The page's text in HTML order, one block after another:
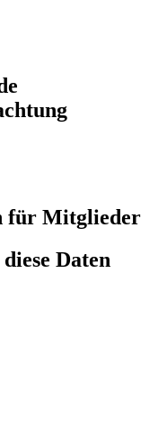
für Mitglieder
Daten